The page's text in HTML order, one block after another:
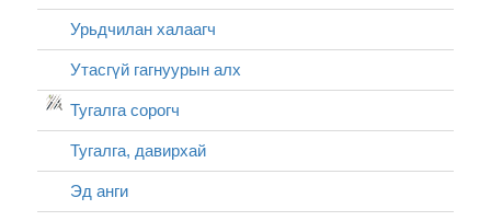
Урьдчилан халаагч
Утасгүй гагнуурын алх
Тугалга сорогч
Тугалга, давирхай
Эд анги